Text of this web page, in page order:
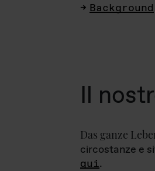
Background
Il
Das ganze
circostanze e
qui.